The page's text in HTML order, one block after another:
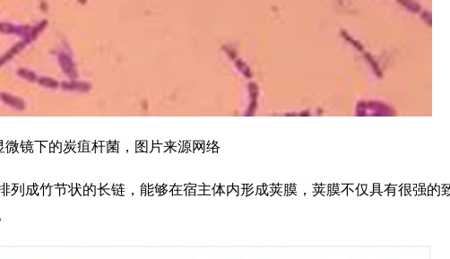
微镜下的炭疽杆菌，图片来源网络
列成竹节状的长链，能够在宿主体内形成荚膜，荚膜不仅具有很强的